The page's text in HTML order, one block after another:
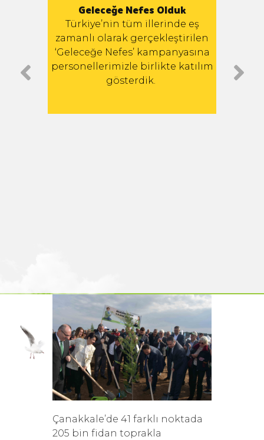
Geleceğe Nefes Olduk
Türkiye’nin tüm illerinde eş
zamanlı olarak gerçekleştirilen
‘Geleceğe Nefes’ kampanyasına
personellerimizle birlikte katılım
gösterdik.
Çanakkale’de 41 farklı noktada
205 bin fidan toprakla